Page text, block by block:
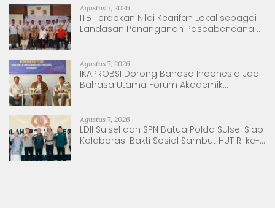
Agustus 7, 2026
ITB Terapkan Nilai Kearifan Lokal sebagai
Landasan Penanganan Pascabencana di
Agustus 7, 2026
IKAPROBSI Dorong Bahasa Indonesia Jadi
Bahasa Utama Forum Akademik
Agustus 7, 2026
LDII Sulsel dan SPN Batua Polda Sulsel Siap
Kolaborasi Bakti Sosial Sambut HUT RI ke-